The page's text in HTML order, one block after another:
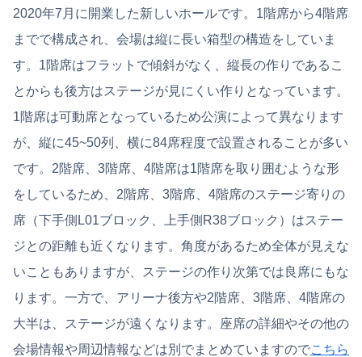
2020年7月に開業した新しいホールです。1階席から4階席
までで構成され、会場は縦に長い箱型の構造をしていま
す。1階席はフラットで傾斜がなく、縦長の作りであるこ
とからも後方はステージが見にくい作りとなっています。
1階席は可動席となっているため公演によって異なります
が、縦に45~50列、横に84席程度で設置されることが多い
です。2階席、3階席、4階席は1階席を取り囲むような形
をしているため、2階席、3階席、4階席のステージ寄りの
席（下手側L01ブロック、上手側R38ブロック）はステー
ジとの距離も近くなります。角度があるため全体が見えな
いこともありますが、ステージの作り次第では良席にもな
ります。一方で、アリーナ後方や2階席、3階席、4階席の
大半は、ステージが遠くなります。座席の詳細やその他の
会場情報や周辺情報などは別でまとめていますのでこちら